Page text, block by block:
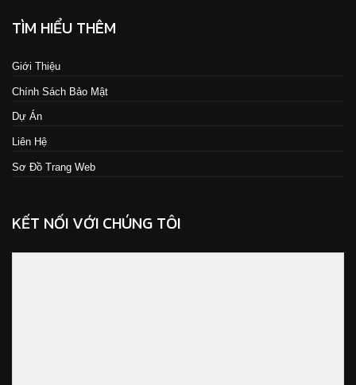
TÌM HIỂU THÊM
Giới Thiệu
Chính Sách Bảo Mật
Dự Án
Liên Hệ
Sơ Đồ Trang Web
KẾT NỐI VỚI CHÚNG TÔI